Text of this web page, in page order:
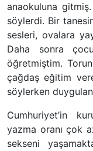
anaokuluna gitmiş.
söylerdi. Bir
sesleri, ovalara
Daha sonra
öğretmiştim.
çağdaş eğitim
söylerken
Cumhuriyet’in
yazma oranı çok
sekseni